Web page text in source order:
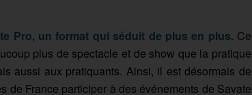
Pro, un format qui séduit de plus en plus. Ce
plus de spectacle et de show que la pratique
aussi aux pratiquants. Ainsi, il est désormais de
de France participer à des événements de Savate